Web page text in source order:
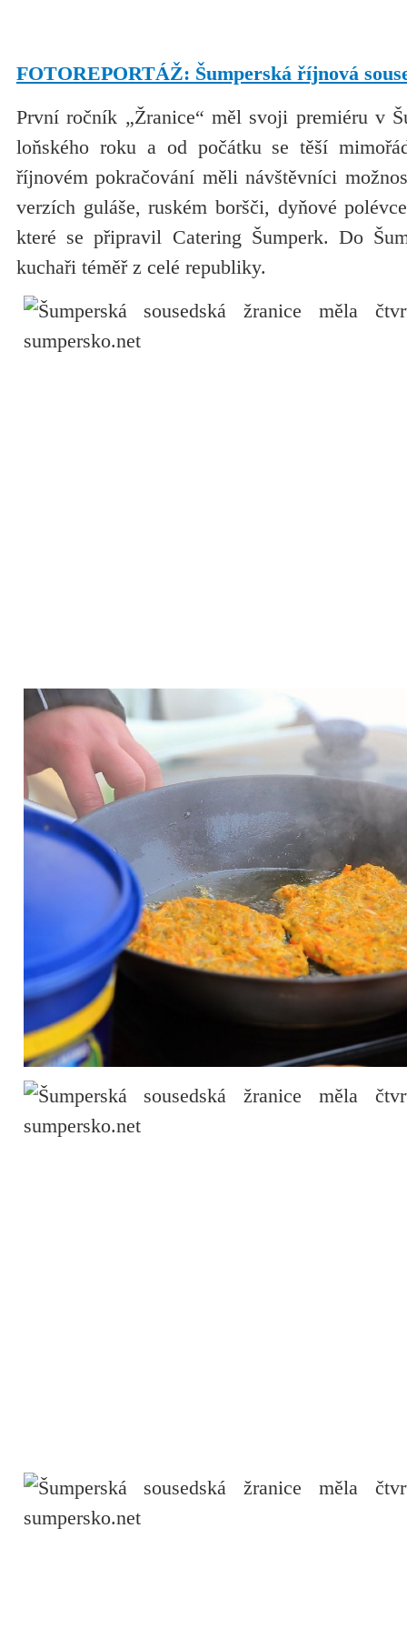
FOTOREPORTÁŽ: Šumperská říjnová
První ročník „Žranice“ měl svoji premiéru v
loňského roku a od počátku se těší
říjnovém pokračování měli návštěvníci
verzích guláše, ruském boršči, dyňové
které se připravil Catering Šumperk. Do
kuchaři téměř z celé republiky.